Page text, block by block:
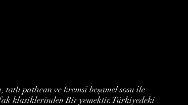
tatlı patlıcan ve kremsi beşamel sosu ile
klasiklerinden Bir yemektir.Türkiyedeki